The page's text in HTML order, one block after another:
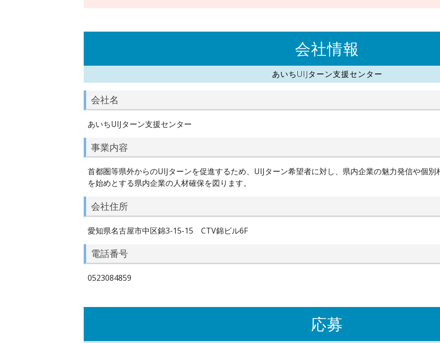
会社情報
あいちUIJターン支援センター
会社名
あいちUIJターン支援センター
事業内容
首都圏等県外からのUIJターンを促進するため、UIJターン希望者に対し、県内企業の魅力発信や個
を始めとする県内企業の人材確保を図ります。
会社住所
愛知県名古屋市中区錦3-15-15 CTV錦ビル6F
電話番号
0523084859
応募